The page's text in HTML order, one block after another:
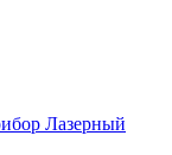
Лазерный